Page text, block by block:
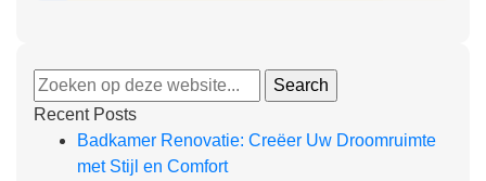
Recent Posts
Badkamer Renovatie: Creëer Uw Droomruimte
met Stijl en Comfort